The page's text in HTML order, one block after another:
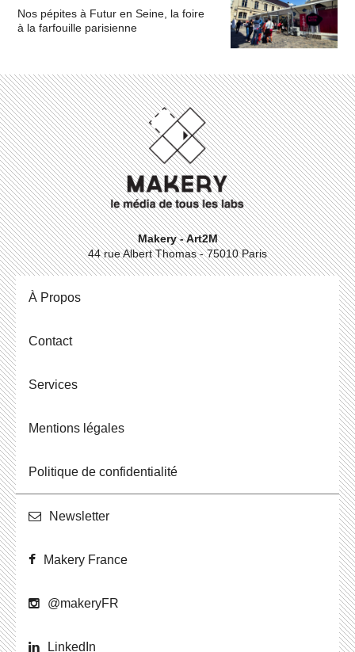
Nos pépites à Futur en Seine, la foire
à la farfouille parisienne
Makery - Art2M
44 rue Albert Thomas - 75010 Paris
À Propos
Contact
Ser­vices
Men­tions légales
Po­li­tique de confidentialité
News­let­ter
Makery France
@ma­ke­ryFR
Lin­ke­dIn